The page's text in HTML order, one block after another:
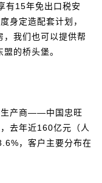
有15年免出口税安
身定造配套计划，
，我们也可以提供帮
的桥头堡。
产商——中国忠旺
去年近160亿元（人
，客户主要分布在